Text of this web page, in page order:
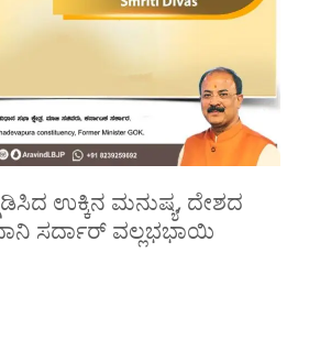
ಉಕ್ಕಿನ ಮನುಷ್ಯ, ದೇಶದ
ಸರ್ದಾರ್ ವಲ್ಲಭಭಾಯಿ